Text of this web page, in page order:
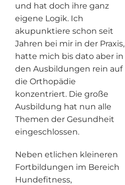
und hat doch ihre ganz
eigene Logik. Ich
akupunktiere schon seit
Jahren bei mir in der Praxis,
hatte mich bis dato aber in
den Ausbildungen rein auf
die Orthopädie
konzentriert. Die große
Ausbildung hat nun alle
Themen der Gesundheit
eingeschlossen.
Neben etlichen kleineren
Fortbildungen im Bereich
Hundefitness,